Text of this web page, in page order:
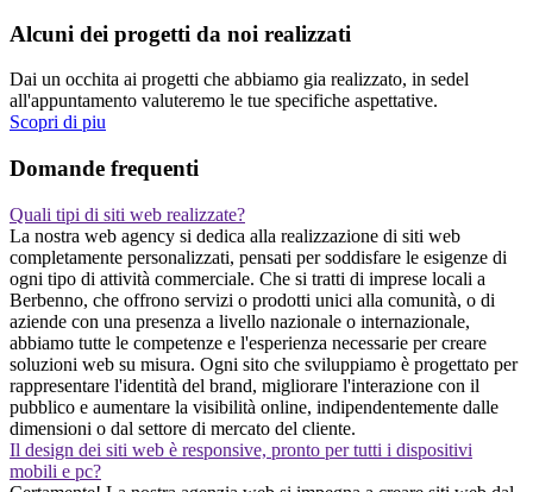
Alcuni dei progetti da noi realizzati
Dai un occhita ai progetti che abbiamo gia realizzato, in sedel
all'appuntamento valuteremo le tue specifiche aspettative.
Scopri di piu
Domande frequenti
Quali tipi di siti web realizzate?
La nostra web agency si dedica alla realizzazione di siti web
completamente personalizzati, pensati per soddisfare le esigenze di
ogni tipo di attività commerciale. Che si tratti di imprese locali a
Berbenno, che offrono servizi o prodotti unici alla comunità, o di
aziende con una presenza a livello nazionale o internazionale,
abbiamo tutte le competenze e l'esperienza necessarie per creare
soluzioni web su misura. Ogni sito che sviluppiamo è progettato per
rappresentare l'identità del brand, migliorare l'interazione con il
pubblico e aumentare la visibilità online, indipendentemente dalle
dimensioni o dal settore di mercato del cliente.
Il design dei siti web è responsive, pronto per tutti i dispositivi
mobili e pc?